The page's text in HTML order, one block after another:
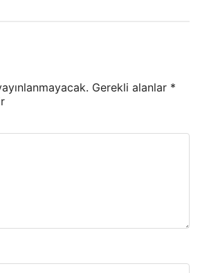
Gerekli alanlar *